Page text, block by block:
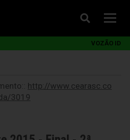
VOZÃO ID
http://www.cearasc.co
3019